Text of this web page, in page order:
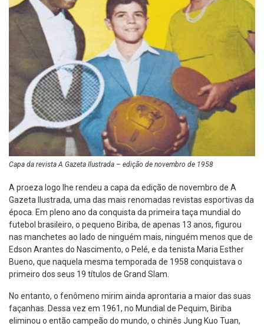
Capa da revista A Gazeta Ilustrada – edição de novembro de 1958
A proeza logo lhe rendeu a capa da edição de novembro de A
Gazeta Ilustrada, uma das mais renomadas revistas esportivas da
época. Em pleno ano da conquista da primeira taça mundial do
futebol brasileiro, o pequeno Biriba, de apenas 13 anos, figurou
nas manchetes ao lado de ninguém mais, ninguém menos que de
Edson Arantes do Nascimento, o Pelé, e da tenista Maria Esther
Bueno, que naquela mesma temporada de 1958 conquistava o
primeiro dos seus 19 títulos de Grand Slam.
No entanto, o fenômeno mirim ainda aprontaria a maior das suas
façanhas. Dessa vez em 1961, no Mundial de Pequim, Biriba
eliminou o então campeão do mundo, o chinês Jung Kuo Tuan,